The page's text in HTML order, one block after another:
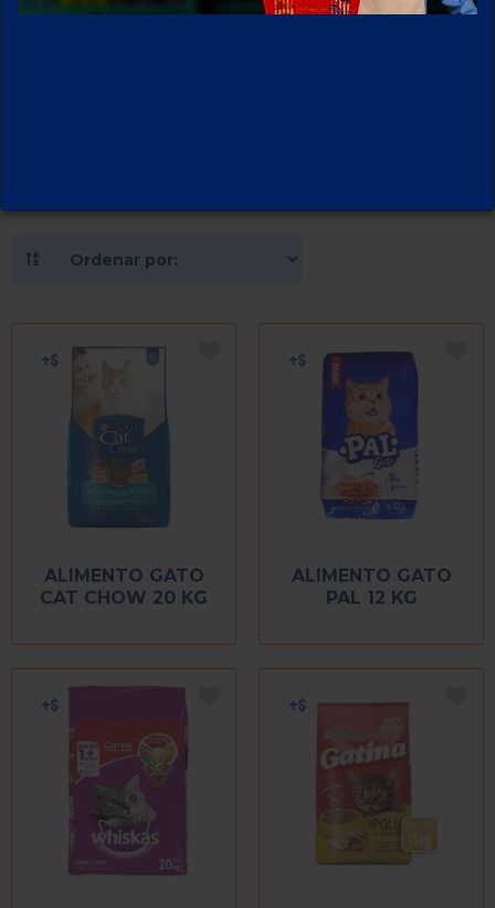
ALIMENTO GATO
CAT CHOW 20 KG
ALIMENTO GATO
PAL 12 KG